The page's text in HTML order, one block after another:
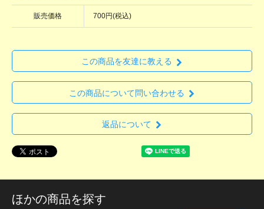
販売価格 700円(税込)
この商品を友達に教える
この商品について問い合わせる
返品について
ほかの商品を探す